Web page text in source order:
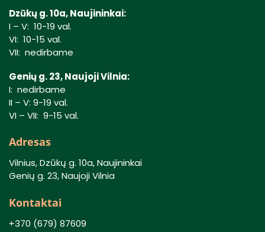
Dzūkų g. 10a, Naujininkai:
I – V: 10-19 val.
VI: 10-15 val.
VII: nedirbame
Genių g. 23, Naujoji Vilnia:
I: nedirbame
II – V: 9-19 val.
VI – VII: 9-15 val.
Adresas
Vilnius, Dzūkų g. 10a, Naujininkai
Genių g. 23, Naujoji Vilnia
Kontaktai
+370 (679) 87609